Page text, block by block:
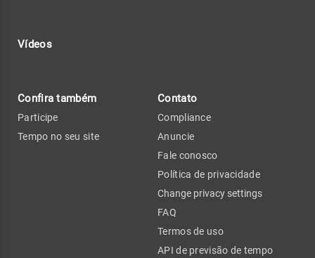
Vídeos
Confira também
Participe
Tempo no seu site
Contato
Compliance
Anuncie
Fale conosco
Política de privacidade
Change privacy settings
FAQ
Termos de uso
API de previsão de tempo